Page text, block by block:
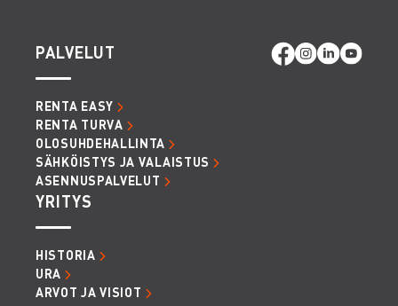
PALVELUT
RENTA EASY
RENTA TURVA
OLOSUHDEHALLINTA
SÄHKÖISTYS JA VALAISTUS
ASENNUSPALVELUT
YRITYS
HISTORIA
URA
ARVOT JA VISIOT